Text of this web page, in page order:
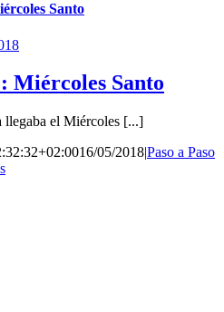
Santo
Miércoles Santo
llegaba el Miércoles [...]
16/05/2018|Paso a Paso